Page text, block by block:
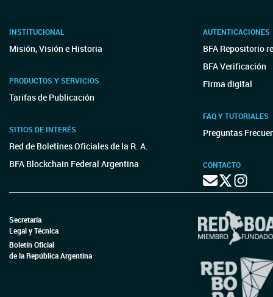
INSTITUCIONAL
Misión, Visión e Historia
PRODUCTOS Y SERVICIOS
Tarifas de Publicación
SITIOS DE INTERÉS
Red de Boletines Oficiales de la R. A.
BFA Blockchain Federal Argentina
AUTENTICACIONES
BFA Repositorio
BFA Verificación
Firma digital
FAQ Y TUTORIALES
Preguntas
CONTACTO
Secretaría
Legal y Técnica
Boletín Oficial
de la República Argentina